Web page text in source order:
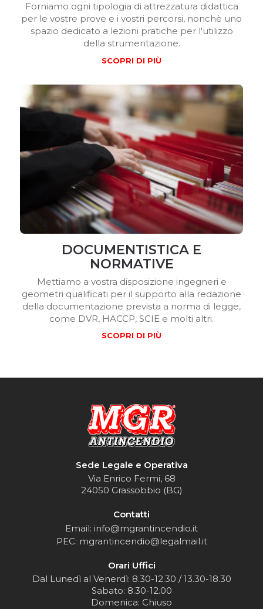
Forniamo ogni tipologia di attrezzatura didattica
per le vostre prove e i vostri percorsi, nonchè uno
spazio dedicato a lezioni pratiche per l'utilizzo
della strumentazione.
SCOPRI DI PIÙ
DOCUMENTISTICA E
NORMATIVE
Mettiamo a vostra disposizione ingegneri e
geometri qualificati per il supporto alla redazione
della documentazione prevista a norma di legge,
come DVR, HACCP, SCIE e molti altri.
SCOPRI DI PIÙ
Sede Legale e Operativa
Via Enrico Fermi, 68
24050 Grassobbio (BG)
Contatti
Email: info@mgrantincendio.it
PEC: mgrantincendio@legalmail.it
Orari Uffici
Dal Lunedì al Venerdì: 8.30-12.30 / 13.30-18.30
Sabato: 8.30-12.00
Domenica: Chiuso